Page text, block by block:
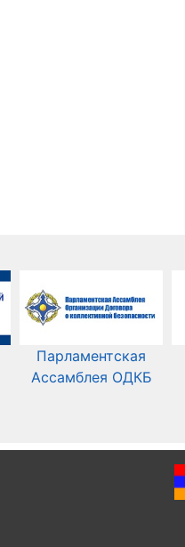
Парламентская
Ассамблея ОДКБ